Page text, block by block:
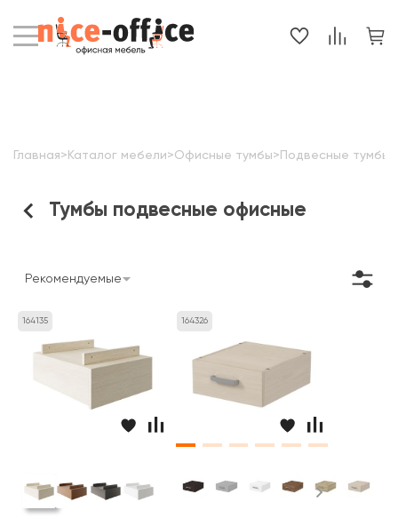
Тумбы подвесные офисные
Главная> Каталог мебели>Офисные тумбы> Подвесные тумбы
Рекомендуемые
164135 164326